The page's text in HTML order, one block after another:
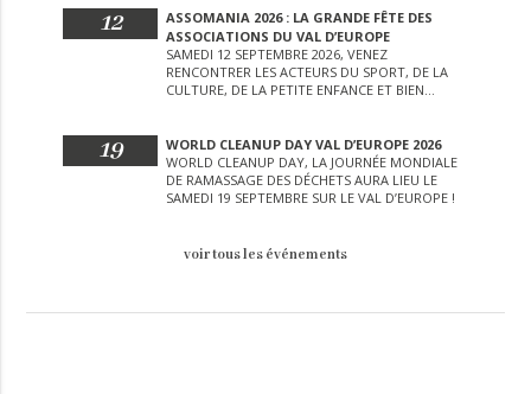
12
ASSOMANIA 2026 : LA GRANDE FÊTE DES
ASSOCIATIONS DU VAL D’EUROPE
SAMEDI 12 SEPTEMBRE 2026, VENEZ
RENCONTRER LES ACTEURS DU SPORT, DE LA
CULTURE, DE LA PETITE ENFANCE ET BIEN
19
WORLD CLEANUP DAY VAL D’EUROPE 2026
WORLD CLEANUP DAY, LA JOURNÉE MONDIALE
DE RAMASSAGE DES DÉCHETS AURA LIEU LE
SAMEDI 19 SEPTEMBRE SUR LE VAL D’EUROPE !
voir tous les événements